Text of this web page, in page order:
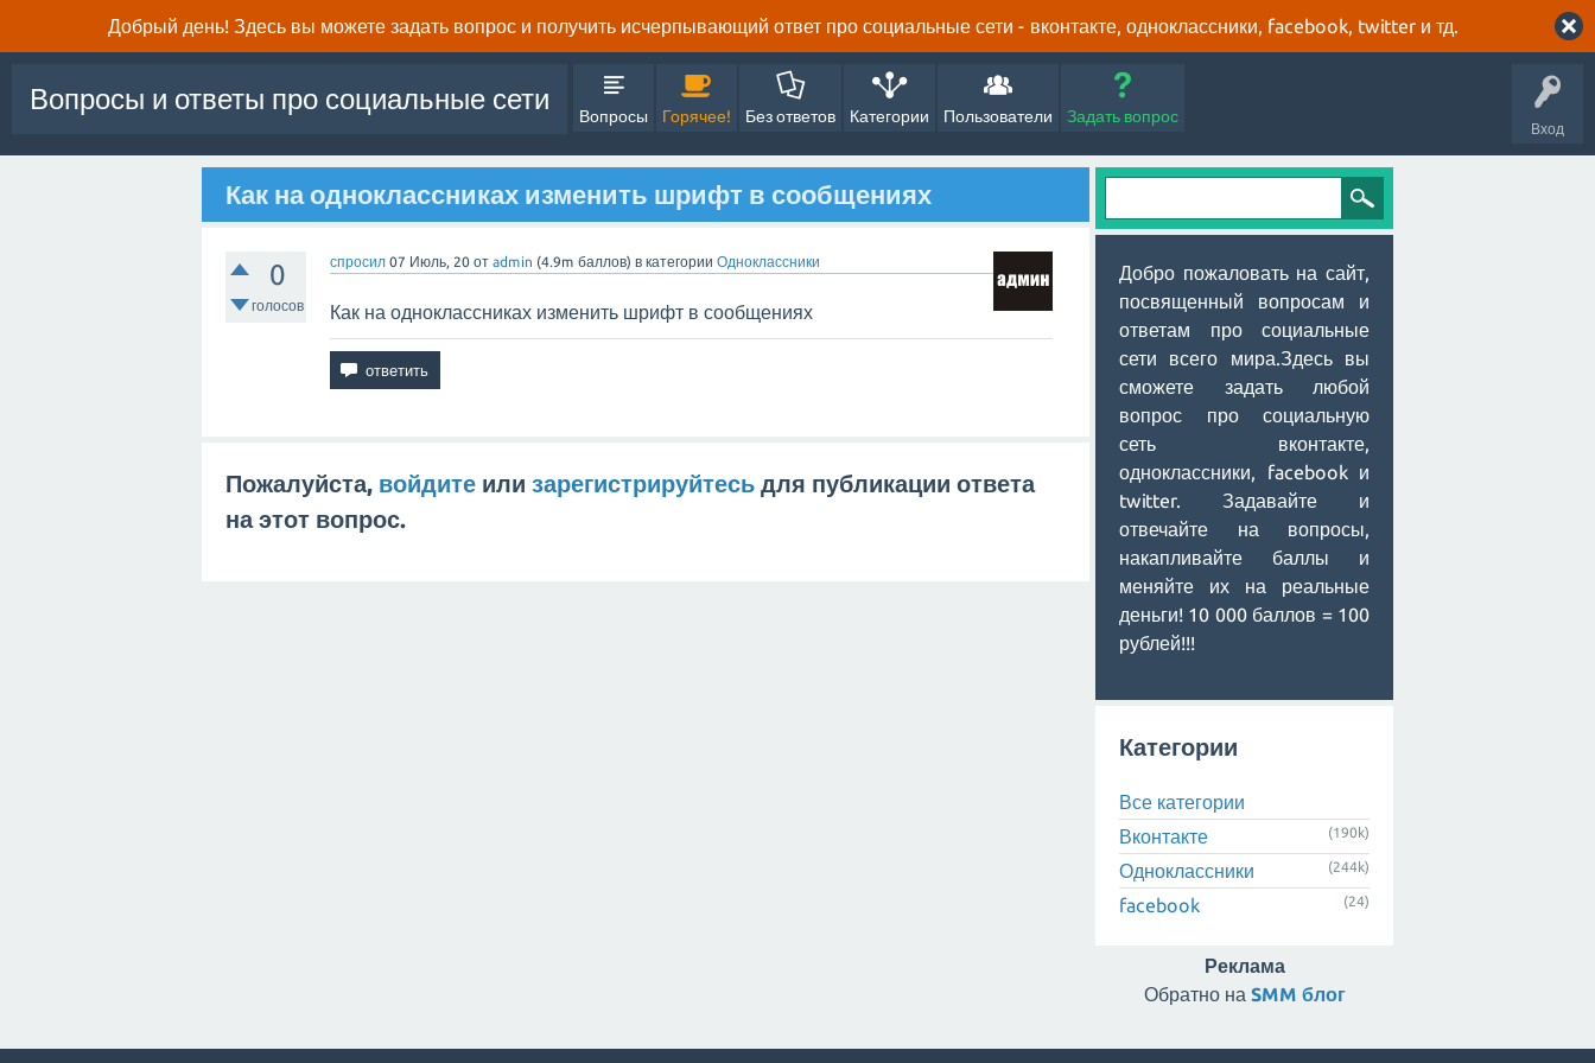
Добрый день! Здесь вы можете задать вопрос и получить исчерпывающий ответ про социальные сети - вконтакте, одноклассники, facebook, twitter и тд.
Вход
Вопросы и ответы про социальные сети
Вопросы Горячее! Без ответов Категории Пользователи Задать вопрос
Как на одноклассниках изменить шрифт в сообщениях
0
голосов
спросил 07 Июль, 20 от admin (4.9m баллов) в категории Одноклассники
Как на одноклассниках изменить шрифт в сообщениях
Пожалуйста, войдите или зарегистрируйтесь для публикации ответа
на этот вопрос.
Добро пожаловать на сайт,
посвященный вопросам и
ответам про социальные
сети всего мира.Здесь вы
сможете задать любой
вопрос про социальную
сеть вконтакте,
одноклассники, facebook и
twitter. Задавайте и
отвечайте на вопросы,
накапливайте баллы и
меняйте их на реальные
деньги! 10 000 баллов = 100
рублей!!!
Категории
Все категории
Вконтакте
(190k)
Одноклассники (244k)
facebook (24)
Реклама
Обратно на SMM блог